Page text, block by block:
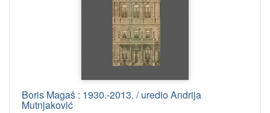
Boris Magaš : 1930.-2013. / uredio Andrija
Mutnjaković